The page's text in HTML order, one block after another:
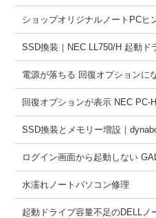
ショップオリジナルノートPCヒ
SSD換装｜NEC LL750/H 起動ド
電源が落ちる 回復オプションに
回復オプションが表示 NEC PC-
SSD換装とメモリー増設｜
ログイン画面から起動しない
水濡れノートパソコン修理
起動ドライブ容量不足のDELLノ